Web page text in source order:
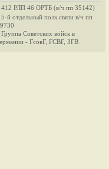
412 РЛП 46 ОРТБ (в/ч пп 35142)
5-й отдельный полк связи в/ч пп
Группа Советских войск в
- ГсовГ, ГСВГ, ЗГВ